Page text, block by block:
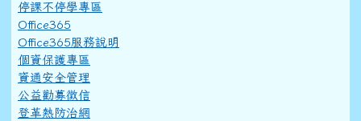
停課不停學專區
Office365
Office365服務說明
個資保護專區
資通安全管理
公益勸募徵信
登革熱防治網